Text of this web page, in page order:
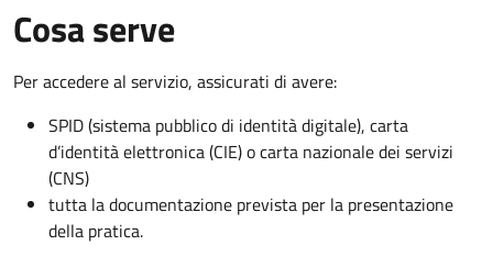
Cosa serve
Per accedere al servizio, assicurati di avere:
SPID (sistema pubblico di identità digitale), carta
d’identità elettronica (CIE) o carta nazionale dei servizi
(CNS)
tutta la documentazione prevista per la presentazione
della pratica.